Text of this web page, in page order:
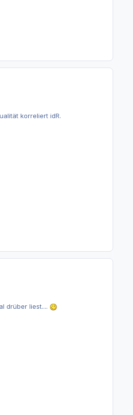
korreliert idR.
drüber liest....